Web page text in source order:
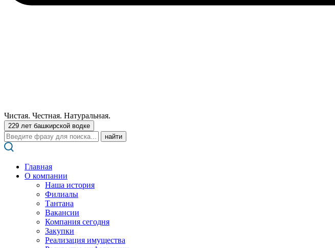
Чистая. Честная. Натуральная.
229 лет башкирской водке
Поиск:
Главная
О компании
Наша история
Филиалы
Тантана
Вакансии
Компания сегодня
Закупки
Реализация имущества